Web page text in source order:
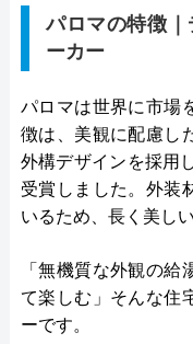
パロマの特徴
ーカー
パロマは世界に市場
徴は、美観に配慮し
外構デザインを採用
受賞しました。外装
いるため、長く美し
「無機質な外観の
て楽しむ」そんな住
ーです。